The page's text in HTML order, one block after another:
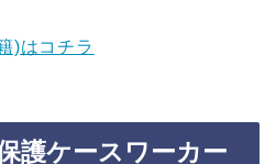
)はコチラ
護ケースワーカー